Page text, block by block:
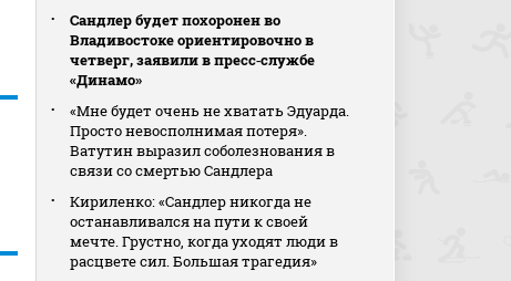
Сандлер будет похоронен во
Владивостоке ориентировочно в
четверг, заявили в пресс‑службе
«Динамо»
«Мне будет очень не хватать Эдуарда.
Просто невосполнимая потеря».
Ватутин выразил соболезнования в
связи со смертью Сандлера
Кириленко: «Сандлер никогда не
останавливался на пути к своей
мечте. Грустно, когда уходят люди в
расцвете сил. Большая трагедия»